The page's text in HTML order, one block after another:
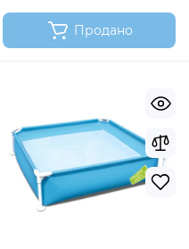
Продано